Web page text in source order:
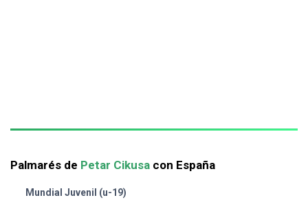
Palmarés de Petar Cikusa con España
Mundial Juvenil (u-19)